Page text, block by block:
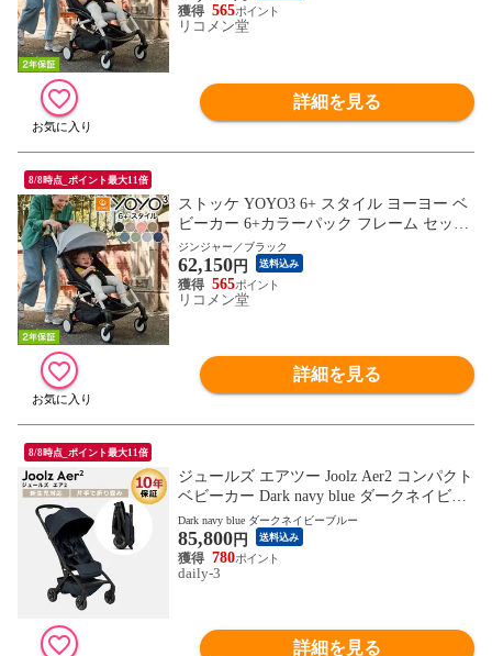
【正規販売店】 2年保証(代引不可)【送料
無料】
565
リコメン堂
詳細を見る
8/8時点_ポイント最大11倍
ストッケ YOYO3 6+ スタイル ヨーヨー ベ
ビーカー 6+カラーパック フレーム セット
STOKKE 新生児 ベビーカー 折りたたみ 機
内持ち込み可能 コンパクト ストローラー
【正規販売店】 2年保証(代引不可)【送料
無料】
ジンジャー／ブラック
62,150円 送料込み
565
リコメン堂
詳細を見る
8/8時点_ポイント最大11倍
ジュールズ エアツー Joolz Aer2 コンパクト
ベビーカー Dark navy blue ダークネイビー
ブルー JL730205 新生児 UPF50+ サンキャ
ノピー 正規販売店 日本語説明書付き 【保
証期間：2年】 【北海道・沖縄は990円加
算】jlz73-c205
Dark navy blue ダークネイビーブルー
85,800円 送料込み
780
daily-3
詳細を見る